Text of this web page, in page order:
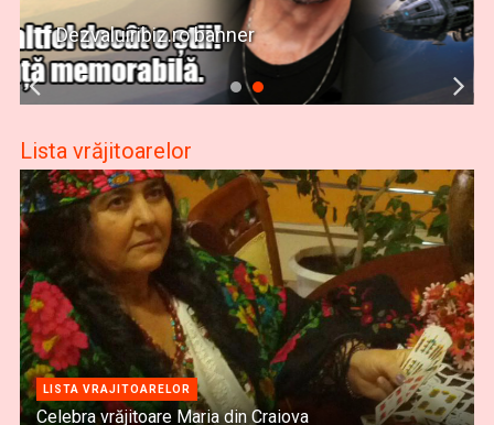
Banner Vrajitoare Romania Israel
Lista vrăjitoarelor
LISTA VRAJITOARELOR
Celebra vrăjitoare Maria din Craiova